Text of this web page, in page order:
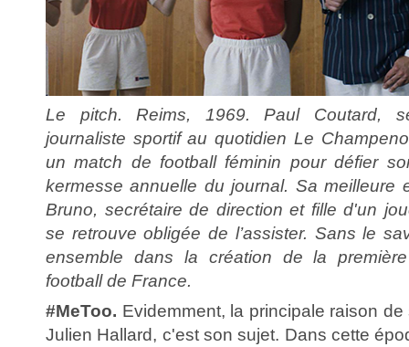
Le pitch. Reims, 1969. Paul Coutard,
journaliste sportif au quotidien Le
un match de football féminin pour défier
kermesse annuelle du journal. Sa meilleure
Bruno, secrétaire de direction et fille d'un
se retrouve obligée de l’assister. Sans le
ensemble dans la création de la
football de France.
#MeToo. Evidemment, la principale raison
Julien Hallard, c'est son sujet. Dans cette